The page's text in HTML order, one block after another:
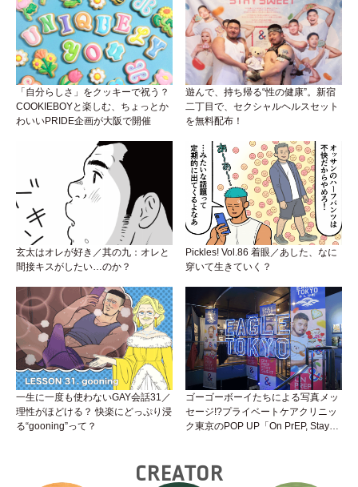
「自分らしさ」をクッキーで祝う？
COOKIEBOYと楽しむ、ちょっとか
わいいPRIDE企画が大阪で開催
遊んで、持ち帰る“性の健康”。新宿
二丁目で、セクシャルヘルスセット
を無料配布！
玄太はオレが好き／其の九：オレと
間接キスがしたい…のか？
Pickles! Vol.86 着眼／あした、なに
穿いて生きていく？
一生に一度も使わないGAY会話31／
理性がほどける？ 快楽にどっぷり浸
る“gooning”って？
ゴーゴーボーイたちによる写真メッ
セージ!?プライベートケアクリニッ
ク東京のPOP UP「On PrEP, Stay
CREATOR